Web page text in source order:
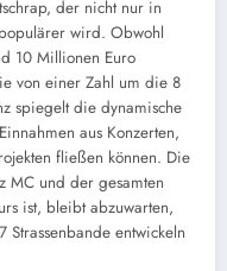
der nicht nur in
wird. Obwohl
10 Millionen Euro
von einer Zahl um die 8
spiegelt die dynamische
aus Konzerten,
fließen können. Die
MC und der gesamten
ist, bleibt abzuwarten,
entwickeln